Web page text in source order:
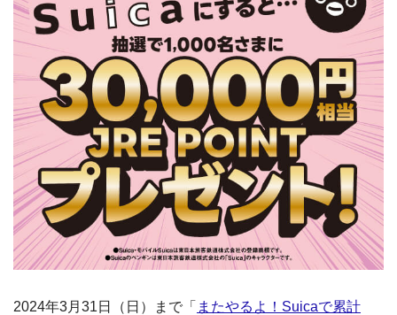
2024年3月31日（日）まで「 またやるよ！Suicaで累計